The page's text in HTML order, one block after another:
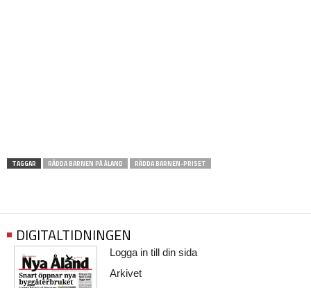
TAGGAR RÄDDA BARNEN PÅ ÅLAND RÄDDA BARNEN-PRISET
DIGITALTIDNINGEN
Logga in till din sida
Arkivet